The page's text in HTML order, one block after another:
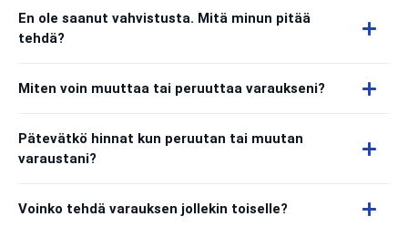
En ole saanut vahvistusta. Mitä minun pitää
tehdä?
Miten voin muuttaa tai peruuttaa varaukseni?
Pätevätkö hinnat kun peruutan tai muutan
varaustani?
Voinko tehdä varauksen jollekin toiselle?